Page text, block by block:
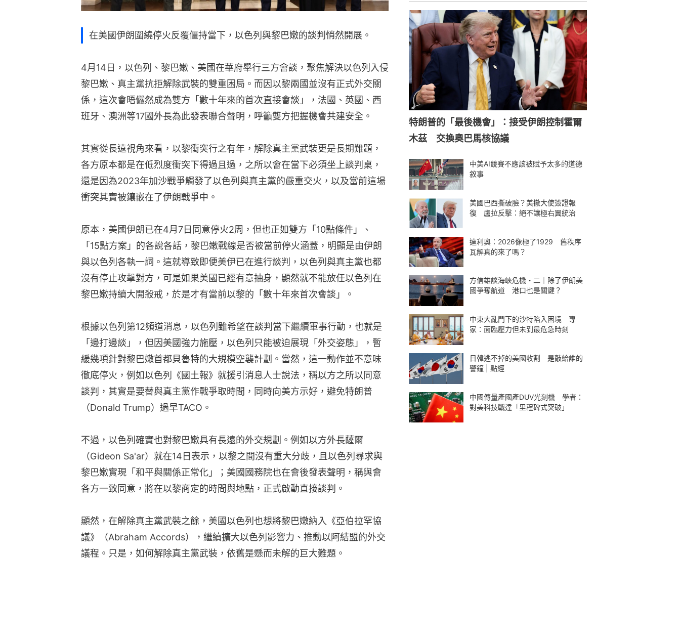
在美國伊朗圍繞停火反覆僵持當下，以色列與黎巴嫩的談判悄然開展。
4月14日，以色列、黎巴嫩、美國在華府舉行三方會談，聚焦解決以色列入侵
黎巴嫩、真主黨抗拒解除武裝的雙重困局。而因以黎兩國並沒有正式外交關
係，這次會晤儼然成為雙方「數十年來的首次直接會談」，法國、英國、西
班牙、澳洲等17國外長為此發表聯合聲明，呼籲雙方把握機會共建安全。
其實從長遠視角來看，以黎衝突行之有年，解除真主黨武裝更是長期難題，
各方原本都是在低烈度衝突下得過且過，之所以會在當下必須坐上談判桌，
還是因為2023年加沙戰爭觸發了以色列與真主黨的嚴重交火，以及當前這場
衝突其實被鑲嵌在了伊朗戰爭中。
原本，美國伊朗已在4月7日同意停火2周，但也正如雙方「10點條件」、
「15點方案」的各說各話，黎巴嫩戰線是否被當前停火涵蓋，明顯是由伊朗
與以色列各執一詞。這就導致即便美伊已在進行談判，以色列與真主黨也都
沒有停止攻擊對方，可是如果美國已經有意抽身，顯然就不能放任以色列在
黎巴嫩持續大開殺戒，於是才有當前以黎的「數十年來首次會談」。
根據以色列第12頻道消息，以色列雖希望在談判當下繼續軍事行動，也就是
「邊打邊談」，但因美國強力施壓，以色列只能被迫展現「外交姿態」，暫
緩幾項針對黎巴嫩首都貝魯特的大規模空襲計劃。當然，這一動作並不意味
徹底停火，例如以色列《國土報》就援引消息人士說法，稱以方之所以同意
談判，其實是要替與真主黨作戰爭取時間，同時向美方示好，避免特朗普
（Donald Trump）過早TACO。
不過，以色列確實也對黎巴嫩具有長遠的外交規劃。例如以方外長薩爾
（Gideon Sa'ar）就在14日表示，以黎之間沒有重大分歧，且以色列尋求與
黎巴嫩實現「和平與關係正常化」；美國國務院也在會後發表聲明，稱與會
各方一致同意，將在以黎商定的時間與地點，正式啟動直接談判。
顯然，在解除真主黨武裝之餘，美國以色列也想將黎巴嫩納入《亞伯拉罕協
議》（Abraham Accords），繼續擴大以色列影響力、推動以阿結盟的外交
議程。只是，如何解除真主黨武裝，依舊是懸而未解的巨大難題。
特朗普的「最後機會」：接受伊朗控制霍爾
木茲 交換奧巴馬核協議
中美AI競賽不應該被賦予太多的道德
敘事
美國巴西撕破臉？美撤大使簽證報
復 盧拉反擊：絕不讓極右翼統治
達利奧：2026像極了1929 舊秩序
瓦解真的來了嗎？
方信雄談海峽危機・二｜除了伊朗美
國爭奪航道 港口也是關鍵？
中東大亂鬥下的沙特陷入困境 專
家：面臨壓力但未到最危急時刻
日韓逃不掉的美國收割 是敲給誰的
警鐘 | 點經
中國傳量產國產DUV光刻機 學者：
對美科技戰達「里程碑式突破」